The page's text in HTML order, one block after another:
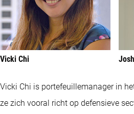
Vicki Chi
Vicki Chi is portefeuillemanager in
ze zich vooral richt op defensieve